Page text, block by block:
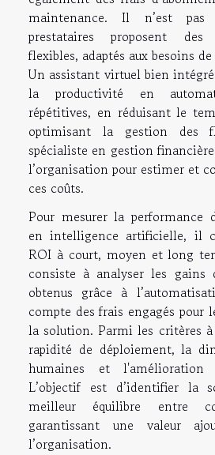
maintenance. Il n’est
prestataires proposent
flexibles, adaptés aux besoins
Un assistant virtuel bien
la productivité en
répétitives, en réduisant le
optimisant la gestion des
spécialiste en gestion
l’organisation pour estimer et
ces coûts.
Pour mesurer la performance
en intelligence artificielle, il
ROI à court, moyen et long
consiste à analyser les gains
obtenus grâce à
compte des frais engagés
la solution. Parmi les critères
rapidité de déploiement, la
humaines et
L’objectif est d’identifier la
meilleur équilibre entre
garantissant une valeur
l’organisation.